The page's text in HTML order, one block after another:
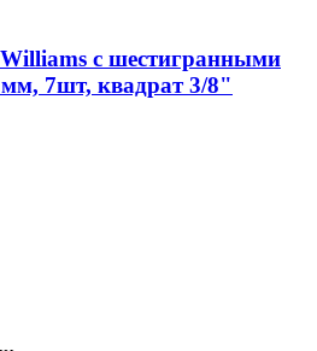
с шестигранными
7шт, квадрат 3/8"